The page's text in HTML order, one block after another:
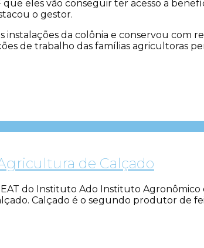
que eles vão conseguir ter acesso a
o gestor.
da colônia e conservou com
de trabalho das famílias agricultoras
de Calçado
do Instituto Ado Instituto
Calçado é o segundo produtor de